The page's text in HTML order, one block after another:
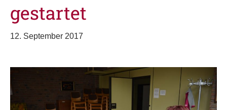
gestartet
12. September 2017